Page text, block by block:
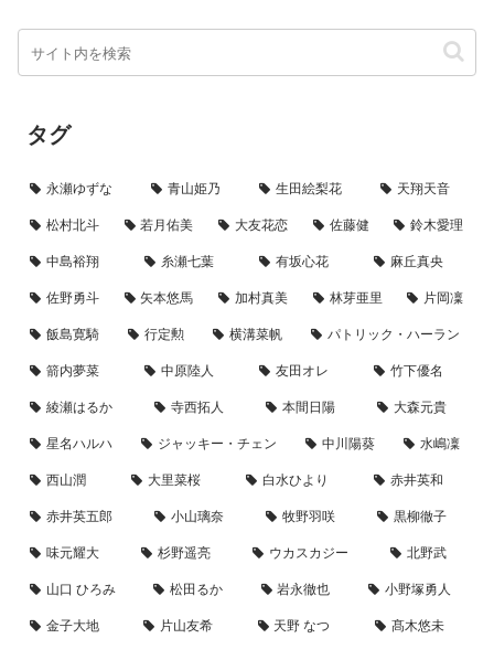
タグ
永瀬ゆずな 青山姫乃 生田絵梨花
天翔天音
松村北斗
若月佑美 大友花恋 佐藤健
鈴木愛理
中島裕翔
糸瀬七葉 有坂心花
麻丘真央
佐野勇斗
矢本悠馬 加村真美 林芽亜里
片岡凜
飯島寛騎
行定勲 横溝菜帆
パトリック・ハーラン
箭内夢菜
中原陸人 友田オレ
竹下優名
綾瀬はるか
寺西拓人 本間日陽
大森元貴
星名ハルハ
ジャッキー・チェン 中川陽葵
水嶋凜
西山潤
大里菜桜 白水ひより
赤井英和
赤井英五郎
小山璃奈 牧野羽咲
黒柳徹子
味元耀大
杉野遥亮 ウカスカジー
北野武
山口 ひろみ
松田るか 岩永徹也
小野塚勇人
金子大地
片山友希 天野 なつ
髙木悠未